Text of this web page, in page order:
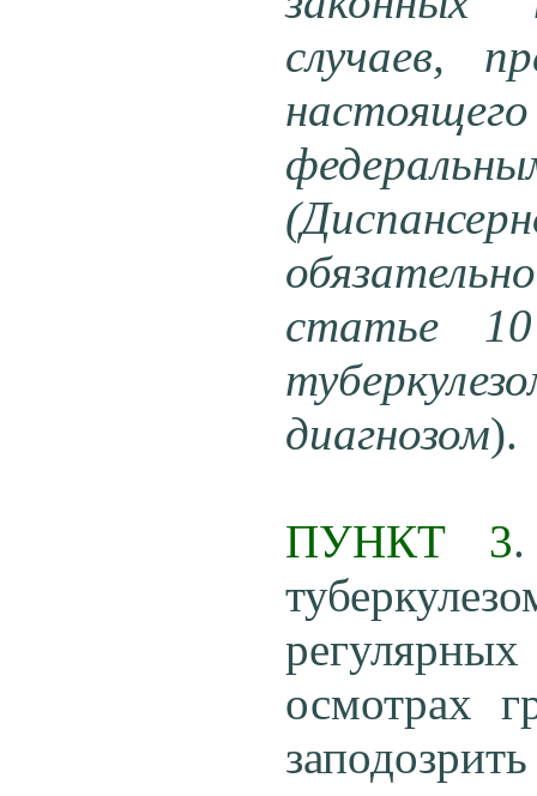
случаев,
статье
диагнозом).
ПУНКТ 3
осмотрах